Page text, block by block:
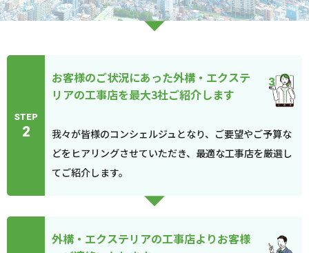
STEP
2
お客様のご状況にあった外構・エクステ
リアの工事店を最大3社ご紹介します
我々が皆様のコンシェルジュとなり、ご要望やご予算な
どをヒアリングさせていただき、最適な工事店を厳選し
てご紹介します。
外構・エクステリアの工事店よりお客様